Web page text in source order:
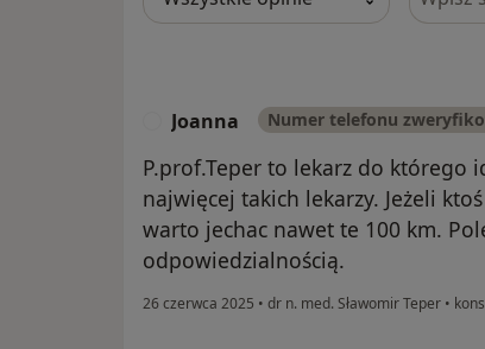
Joanna Numer telefonu
P.prof.Teper to lekarz do którego
najwięcej takich lekarzy. Jeżeli
warto jechac nawet te 100 km.
odpowiedzialnością.
26 czerwca 2025 • dr n. med. Sławomir Teper •